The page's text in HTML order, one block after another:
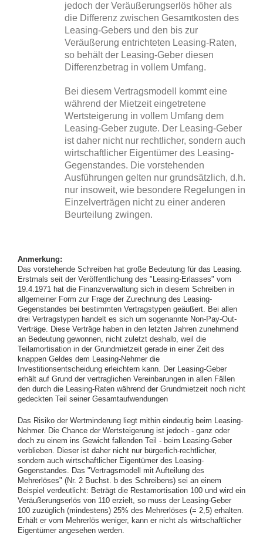
jedoch der Veräußerungserlös höher als
die Differenz zwischen Gesamtkosten des
Leasing-Gebers und den bis zur
Veräußerung entrichteten Leasing-Raten,
so behält der Leasing-Geber diesen
Differenzbetrag in vollem Umfang.
Bei diesem Vertragsmodell kommt eine
während der Mietzeit eingetretene
Wertsteigerung in vollem Umfang dem
Leasing-Geber zugute. Der Leasing-Geber
ist daher nicht nur rechtlicher, sondern auch
wirtschaftlicher Eigentümer des Leasing-
Gegenstandes. Die vorstehenden
Ausführungen gelten nur grundsätzlich, d.h.
nur insoweit, wie besondere Regelungen in
Einzelverträgen nicht zu einer anderen
Beurteilung zwingen.
Anmerkung:
Das vorstehende Schreiben hat große Bedeutung für das Leasing.
Erstmals seit der Veröffentlichung des "Leasing-Erlasses" vom
19.4.1971 hat die Finanzverwaltung sich in diesem Schreiben in
allgemeiner Form zur Frage der Zurechnung des Leasing-
Gegenstandes bei bestimmten Vertragstypen geäußert. Bei allen
drei Vertragstypen handelt es sich um sogenannte Non-Pay-Out-
Verträge. Diese Verträge haben in den letzten Jahren zunehmend
an Bedeutung gewonnen, nicht zuletzt deshalb, weil die
Teilamortisation in der Grundmietzeit gerade in einer Zeit des
knappen Geldes dem Leasing-Nehmer die
Investitionsentscheidung erleichtern kann. Der Leasing-Geber
erhält auf Grund der vertraglichen Vereinbarungen in allen Fällen
den durch die Leasing-Raten während der Grundmietzeit noch nicht
gedeckten Teil seiner Gesamtaufwendungen
Das Risiko der Wertminderung liegt mithin eindeutig beim Leasing-
Nehmer. Die Chance der Wertsteigerung ist jedoch - ganz oder
doch zu einem ins Gewicht fallenden Teil - beim Leasing-Geber
verblieben. Dieser ist daher nicht nur bürgerlich-rechtlicher,
sondern auch wirtschaftlicher Eigentümer des Leasing-
Gegenstandes. Das "Vertragsmodell mit Aufteilung des
Mehrerlöses" (Nr. 2 Buchst. b des Schreibens) sei an einem
Beispiel verdeutlicht: Beträgt die Restamortisation 100 und wird ein
Veräußerungserlös von 110 erzielt, so muss der Leasing-Geber
100 zuzüglich (mindestens) 25% des Mehrerlöses (= 2,5) erhalten.
Erhält er vom Mehrerlös weniger, kann er nicht als wirtschaftlicher
Eigentümer angesehen werden.